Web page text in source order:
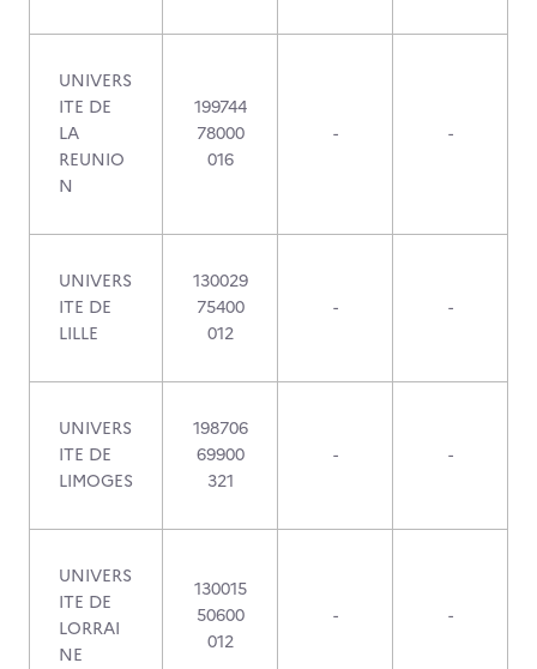
UNIVERS
ITE DE
LA
REUNIO
N
199744
78000
016
- -
UNIVERS
ITE DE
LILLE
130029
75400
012
- -
UNIVERS
ITE DE
LIMOGES
198706
69900
321
- -
UNIVERS
ITE DE
LORRAI
NE
130015
50600
012
- -